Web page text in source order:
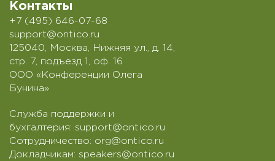
Контакты
+7 (495) 646-07-68
support@ontico.ru
125040, Москва, Нижняя ул., д. 14,
стр. 7, подъезд 1, оф. 16
ООО «Конференции Олега
Бунина»
Служба поддержки и
бухгалтерия: support@ontico.ru
Сотрудничество: org@ontico.ru
Докладчикам: speakers@ontico.ru